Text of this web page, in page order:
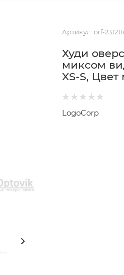
Артикул: orf-
Худи
миксом
XS-S,
LogoCorp